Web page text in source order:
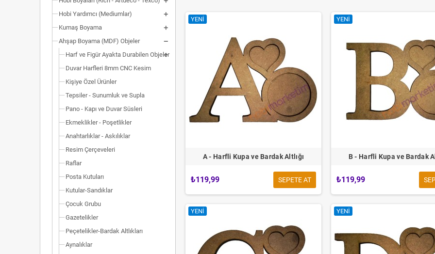
Hobi Yardımcı (Mediumlar)
Kumaş Boyama
Ahşap Boyama (MDF) Objeler
Harf ve Figür Ayakta Durabilen Objeler
Duvar Harfleri 8mm CNC Kesim
Kişiye Özel Ürünler
Tepsiler - Sunumluk ve Supla
Pano - Kapı ve Duvar Süsleri
Ekmeklikler - Poşetlikler
Anahtarlıklar - Askılıklar
Resim Çerçeveleri
Raflar
Posta Kutuları
Kutular-Sandıklar
Çocuk Grubu
Gazetelikler
Peçetelikler-Bardak Altlıkları
Aynalıklar
YENI
A - Harfli Kupa ve Bardak Altlığı
₺119,99 SEPETE AT
YENI
B - Harfli Kupa ve Bardak
₺119,99
YENI YENI